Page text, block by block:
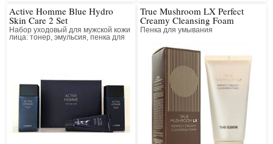
Active Homme Blue Hydro
Skin Care 2 Set
Набор уходовый для мужской кожи
лица: тонер, эмульсия, пенка для
True Mushroom LX Perfect
Creamy Cleansing Foam
Пенка для умывания